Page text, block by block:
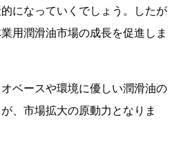
になっていくでしょう。したが
用潤滑油市場の成長を促進しま
ベースや環境に優しい潤滑油の
、市場拡大の原動力となりま